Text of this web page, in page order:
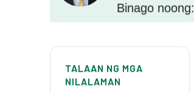
Binago noong:
TALAAN NG MGA
NILALAMAN